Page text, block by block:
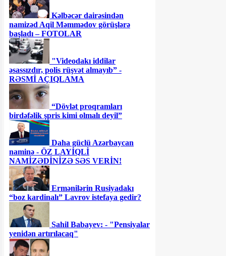
Kəlbəcər dairəsindən
namizəd Aqil Məmmədov görüşlərə
başladı – FOTOLAR
"Videodakı iddilar
əsassızdır, polis rüşvət almayıb” -
RƏSMİ AÇIQLAMA
“Dövlət proqramları
birdəfəlik şpris kimi olmalı deyil”
Daha güclü Azərbaycan
naminə - ÖZ LAYİQLİ
NAMİZƏDİNİZƏ SƏS VERİN!
Ermənilərin Rusiyadakı
“boz kardinalı” Lavrov istefaya gedir?
Sahil Babayev: - "Pensiyalar
yenidən artırılacaq"